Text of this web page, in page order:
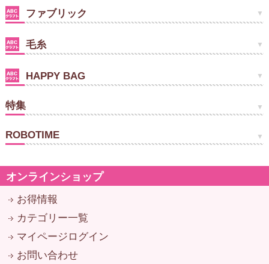
ファブリック
毛糸
HAPPY BAG
特集
ROBOTIME
オンラインショップ
お得情報
カテゴリー一覧
マイページログイン
お問い合わせ